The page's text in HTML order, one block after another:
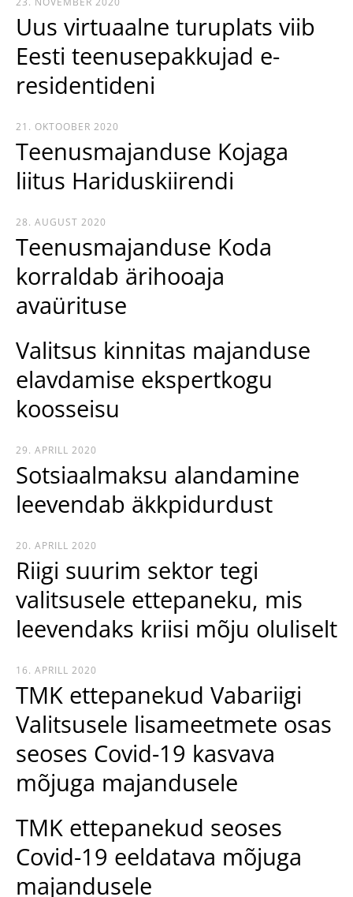
Uus virtuaalne turuplats viib
Eesti teenusepakkujad e-
residentideni
21. OKTOOBER 2020
Teenusmajanduse Kojaga
liitus Hariduskiirendi
28. AUGUST 2020
Teenusmajanduse Koda
korraldab ärihooaja
avaürituse
Valitsus kinnitas majanduse
elavdamise ekspertkogu
koosseisu
29. APRILL 2020
Sotsiaalmaksu alandamine
leevendab äkkpidurdust
20. APRILL 2020
Riigi suurim sektor tegi
valitsusele ettepaneku, mis
leevendaks kriisi mõju oluliselt
16. APRILL 2020
TMK ettepanekud Vabariigi
Valitsusele lisameetmete osas
seoses Covid-19 kasvava
mõjuga majandusele
TMK ettepanekud seoses
Covid-19 eeldatava mõjuga
majandusele